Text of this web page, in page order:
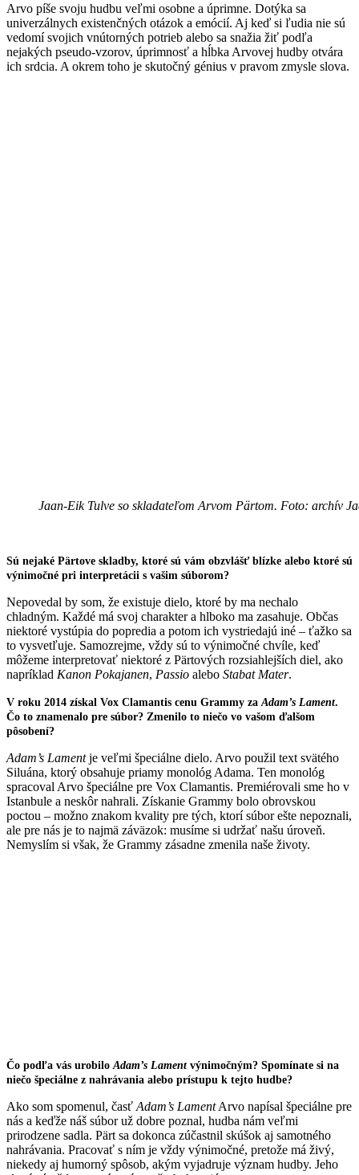
Arvo píše svoju hudbu veľmi osobne a úprimne. Dotýka sa
univerzálnych existenčných otázok a emócií. Aj keď si ľudia nie sú
vedomí svojich vnútorných potrieb alebo sa snažia žiť podľa
nejakých pseudo-vzorov, úprimnosť a hĺbka Arvovej hudby otvára
ich srdcia. A okrem toho je skutočný génius v pravom zmysle slova.
Jaan-Eik Tulve so skladateľom Arvom Pärtom. Foto: archív
Sú nejaké Pärtove skladby, ktoré sú vám obzvlášť blízke alebo ktoré sú
výnimočné pri interpretácii s vašim súborom?
Nepovedal by som, že existuje dielo, ktoré by ma nechalo
chladným. Každé má svoj charakter a hlboko ma zasahuje. Občas
niektoré vystúpia do popredia a potom ich vystriedajú iné – ťažko sa
to vysvetľuje. Samozrejme, vždy sú to výnimočné chvíle, keď
môžeme interpretovať niektoré z Pärtových rozsiahlejších diel, ako
napríklad Kanon Pokajanen, Passio alebo Stabat Mater.
V roku 2014 získal Vox Clamantis cenu Grammy za Adam’s Lament.
Čo to znamenalo pre súbor? Zmenilo to niečo vo vašom ďalšom
pôsobení?
Adam’s Lamentje veľmi špeciálne dielo. Arvo použil text svätého
Siluána, ktorý obsahuje priamy monológ Adama. Ten monológ
spracoval Arvo špeciálne pre Vox Clamantis. Premiérovali sme ho v
Istanbule a neskôr nahrali. Získanie Grammy bolo obrovskou
poctou – možno znakom kvality pre tých, ktorí súbor ešte nepoznali,
ale pre nás je to najmä záväzok: musíme si udržať našu úroveň.
Nemyslím si však, že Grammy zásadne zmenila naše životy.
Čo podľa vás urobilo Adam’s Lamentvýnimočným? Spomínate si na
niečo špeciálne z nahrávania alebo prístupu k tejto hudbe?
Ako som spomenul, časť Adam’s LamentArvo napísal špeciálne pre
nás a keďže náš súbor už dobre poznal, hudba nám veľmi
prirodzene sadla. Pärt sa dokonca zúčastnil skúšok aj samotného
nahrávania. Pracovať s ním je vždy výnimočné, pretože má živý,
niekedy aj humorný spôsob, akým vyjadruje význam hudby. Jeho